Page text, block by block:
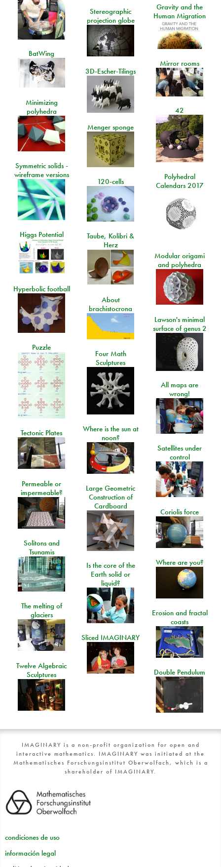
Gravity and the
Human Migration
Stereographic
projection globe
BatWing
Mirror rooms
3D-Escher-Tilings
Minimizing
polyhedra
42
Menger sponge
Symmetric solids -
wireframe versions
Polyhedral
Calendars 2017
120-cells
Higgs Potential
Taube, Kolibri &
Herz
Modular origami
and polyhedra
Hyperbolic football
About
brachistocrona
Lawson's minimal
surface of genus 2
Puzzle
Four Math
Sculptures
All maps are
wrong!
Where is the sun at
noon?
Tectonic Plates
Satellites under
control
Permeable or
impermeable?
Large Geometric
Construction of
Cardboard
Coriolis force
Solitons and
Tsunamis
Where are you?
Is the core of the
Earth solid or
liquid?
The melting of
glaciers
Erosion and fractal
coasts
Sliced IMAGINARY
Twelve Algebraic
Sculptures
Double Pendulum
IMAGINARY is a non-profit organization for open and
interactive mathematics. IMAGINARY was initiated at the
Mathematisches Forschungsinstitut Oberwolfach, which is a
shareholder of IMAGINARY.
condiciones de uso
información legal